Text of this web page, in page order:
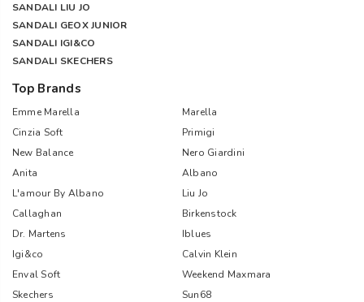
SANDALI LIU JO
SANDALI GEOX JUNIOR
SANDALI IGI&CO
SANDALI SKECHERS
Top Brands
Emme Marella
Marella
Cinzia Soft
Primigi
New Balance
Nero Giardini
Anita
Albano
L'amour By Albano
Liu Jo
Callaghan
Birkenstock
Dr. Martens
Iblues
Igi&co
Calvin Klein
Enval Soft
Weekend Maxmara
Skechers
Sun68